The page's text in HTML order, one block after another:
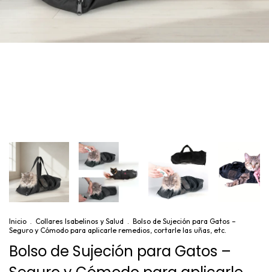
Inicio . Collares Isabelinos y Salud . Bolso de Sujeción para Gatos –
Seguro y Cómodo para aplicarle remedios, cortarle las uñas, etc.
Bolso de Sujeción para Gatos –